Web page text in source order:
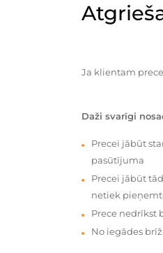
Ja klientam
Daži svarīgi
Precei jābūt
pasūtījuma
Precei jābūt
netiek
Prece nedrīkst
No iegādes